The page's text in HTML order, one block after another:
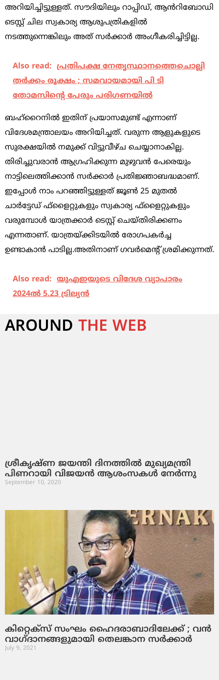
അറിയിച്ചിട്ടുള്ളത്. സൗദിയിലും റാപ്പിഡ്, ആൻറിബോഡി
ടെസ്റ്റ് ചില സ്വകാര്യ ആശുപത്രികളിൽ
നടത്തുന്നെങ്കിലും അത് സർക്കാർ അംഗീകരിച്ചിട്ടില്ല.
Also read: പ്രതിപക്ഷ നേതൃസ്ഥാനത്തെചൊല്ലി
തര്‍ക്കം രൂക്ഷം ; സമവായമായി പി ടി
തോമസിന്റെ പേരും പരിഗണയില്‍
ബഹ്റൈനിൽ ഇതിന് പ്രയാസമുണ്ട് എന്നാണ്
വിദേശമന്ത്രാലയം അറിയിച്ചത്. വരുന്ന ആളുകളുടെ
സുരക്ഷയിൽ നമുക്ക് വിട്ടുവീഴ്ച ചെയ്യാനാകില്ല.
തിരിച്ചുവരാൻ ആഗ്രഹിക്കുന്ന മുഴുവൻ പേരെയും
നാട്ടിലെത്തിക്കാൻ സർക്കാർ പ്രതിജ്ഞാബദ്ധമാണ്.
ഇപ്പോൾ നാം പറഞ്ഞിട്ടുള്ളത് ജൂൺ 25 മുതൽ
ചാർട്ടേഡ് ഫ്ളൈറ്റുകളും സ്വകാര്യ ഫ്ളൈറ്റുകളും
വരുമ്പോൾ യാത്രക്കാർ ടെസ്റ്റ് ചെയ്തിരിക്കണം
എന്നതാണ്. യാത്രയ്ക്കിടയിൽ രോഗപകർച്ച
ഉണ്ടാകാൻ പാടില്ല.അതിനാണ് ഗവർമെന്റ് ശ്രമിക്കുന്നത്.
Also read: യുഎഇയുടെ വിദേശ വ്യാപാരം
2024ൽ 5.23 ട്രില്യൻ
AROUND THE WEB
ശ്രീകൃഷ്ണ ജയന്തി ദിനത്തിൽ മുഖ്യമന്ത്രി
പിണറായി വിജയൻ ആശംസകൾ നേർന്നു
September 10, 2020
കിറ്റെക്‌സ് സംഘം ഹൈദരാബാദിലേക്ക് ; വന്‍
വാഗ്ദാനങ്ങളുമായി തെലങ്കാന സര്‍ക്കാര്‍
July 9, 2021